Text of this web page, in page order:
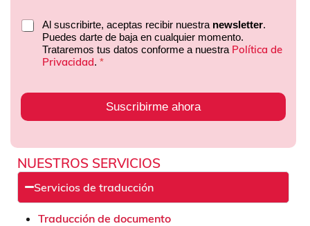
Al suscribirte, aceptas recibir nuestra newsletter.
Puedes darte de baja en cualquier momento.
Trataremos tus datos conforme a nuestra Política de
Privacidad. *
Suscribirme ahora
NUESTROS SERVICIOS
Servicios de traducción
Traducción de documento